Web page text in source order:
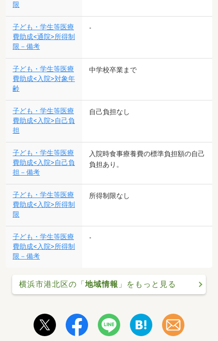
限
子ども・学生等医療
費助成<通院>所得制
限－備考
-
子ども・学生等医療
費助成<入院>対象年
齢
中学校卒業まで
子ども・学生等医療
費助成<入院>自己負
担
自己負担なし
子ども・学生等医療
費助成<入院>自己負
担－備考
入院時食事療養費の標準負担額の自己
負担あり。
子ども・学生等医療
費助成<入院>所得制
限
所得制限なし
子ども・学生等医療
費助成<入院>所得制
限－備考
-
横浜市港北区の「地域情報 」をもっと見る